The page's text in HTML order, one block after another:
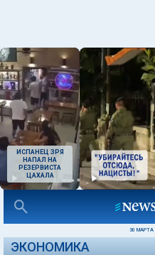
ИСПАНЕЦ ЗРЯ
НАПАЛ НА
РЕЗЕРВИСТА
ЦАХАЛА
30 МАРТА
ЭКОНОМИКА